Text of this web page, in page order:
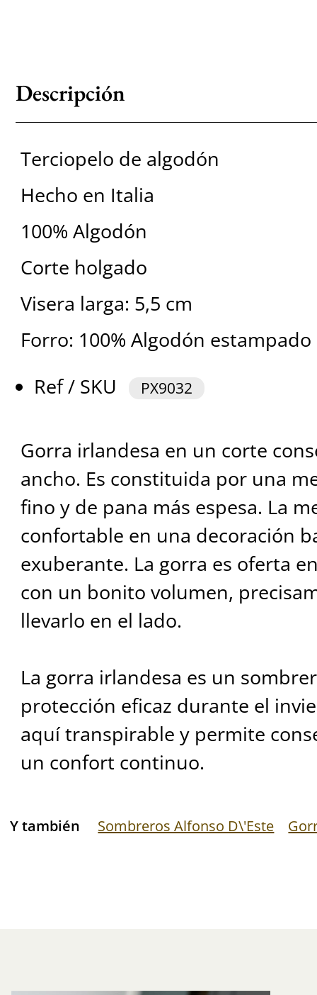
Descripción
Terciopelo de algodón
Hecho en Italia
100% Algodón
Corte holgado
Visera larga: 5,5 cm
Forro: 100% Algodón estampado
Ref / SKU
PX9032
Gorra irlandesa en un corte
ancho. Es constituida por una
fino y de pana más espesa. La
confortable en una decoración
exuberante. La gorra es oferta
con un bonito volumen,
llevarlo en el lado.
La gorra irlandesa es un
protección eficaz durante el
aquí transpirable y permite
un confort continuo.
Y también Sombreros Alfonso D\'Este